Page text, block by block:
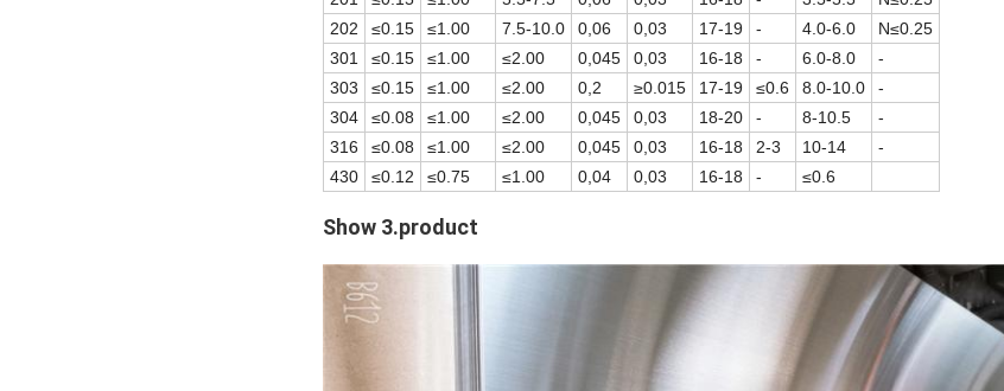
202
≤0.15 ≤1.00 7.5-10.0 0,06 0,03 17-19 - 4.0-6.0
N≤0.25
301
≤0.15 ≤1.00 ≤2.00 0,045 0,03 16-18 - 6.0-8.0
-
303
≤0.15 ≤1.00 ≤2.00 0,2 ≥0.015 17-19 ≤0.6 8.0-10.0
-
304
≤0.08 ≤1.00 ≤2.00 0,045 0,03 18-20 - 8-10.5
-
316
≤0.08 ≤1.00 ≤2.00 0,045 0,03 16-18 2-3 10-14
-
430
≤0.12 ≤0.75 ≤1.00 0,04 0,03 16-18 - ≤0.6
Show 3.product